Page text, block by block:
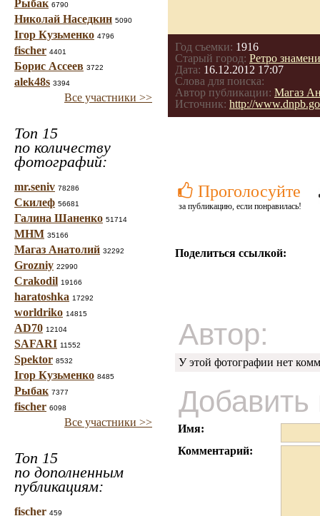
Рыбак 6790
Николай Наседкин 5090
Ігор Кузьменко 4796
fischer 4401
Борис Ассеев 3722
alek48s 3394
Все участники >>
Топ 15
по количеству
фотографий:
mr.seniv 78286
Скилеф 56681
Галина Шаненко 51714
МНМ 35166
Магаз Анатолий 32292
Grozniy 22990
Crakodil 19166
haratoshka 17292
worldriko 14815
AD70 12104
SAFARI 11552
Spektor 8532
Ігор Кузьменко 8485
Рыбак 7377
fischer 6098
Все участники >>
Топ 15
по дополненным
публикациям:
fischer 459
Год съемки: 1916
Старый город: Ретро
Дата: 16.12.2012 17:07
Слова для поиска:
Автор публикации: Магаз
Источник: http://
Проголосуйте
за публикацию, если понравилась!
Поделиться ссылкой:
Автор:
У этой фотографии нет
Имя:
Комментарий: